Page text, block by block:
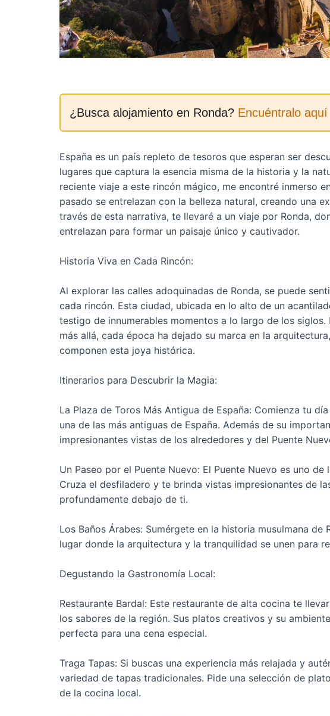
¿Busca alojamiento en Ronda? Encuéntralo aquí
España es un país repleto de tesoros que esperan ser
lugares que captura la esencia misma de la historia y la
reciente viaje a este rincón mágico, me encontré inmerso
pasado se entrelazan con la belleza natural, creando una
través de esta narrativa, te llevaré a un viaje por Ronda,
entrelazan para formar un paisaje único y cautivador.
Historia Viva en Cada Rincón:
Al explorar las calles adoquinadas de Ronda, se puede
cada rincón. Esta ciudad, ubicada en lo alto de un
testigo de innumerables momentos a lo largo de los
más allá, cada época ha dejado su marca en la
componen esta joya histórica.
Itinerarios para Descubrir la Magia:
La Plaza de Toros Más Antigua de España: Comienza tu
una de las más antiguas de España. Además de su
impresionantes vistas de los alrededores y del Puente
Un Paseo por el Puente Nuevo: El Puente Nuevo es uno
Cruza el desfiladero y te brinda vistas impresionantes de
profundamente debajo de ti.
Los Baños Árabes: Sumérgete en la historia musulmana de
lugar donde la arquitectura y la tranquilidad se unen para
Degustando la Gastronomía Local:
Restaurante Bardal: Este restaurante de alta cocina te
los sabores de la región. Sus platos creativos y su
perfecta para una cena especial.
Traga Tapas: Si buscas una experiencia más relajada y
variedad de tapas tradicionales. Pide una selección de
de la cocina local.